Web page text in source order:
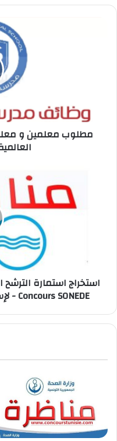
مطلوب معلمين و
العالمية
استخراج استمارة
لإستغلال وتوزيع المياه الصوناد - Concours SONEDE